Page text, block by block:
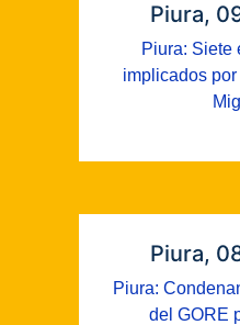
Piura,
Piura: Siete
implicados
Piura,
Piura:
del GORE